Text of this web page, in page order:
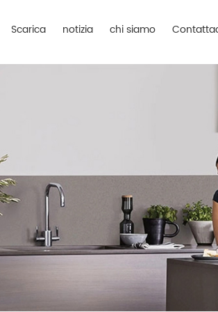
Scarica notizia chi siamo